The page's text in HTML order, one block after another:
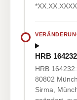
HRB 164232
HRB
80802
Sirma,